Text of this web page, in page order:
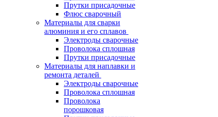
Прутки присадочные
Флюс сварочный
Материалы для сварки
алюминия и его сплавов
Электроды сварочные
Проволока сплошная
Прутки присадочные
Материалы для наплавки и
ремонта деталей
Электроды сварочные
Проволока сплошная
Проволока
порошковая